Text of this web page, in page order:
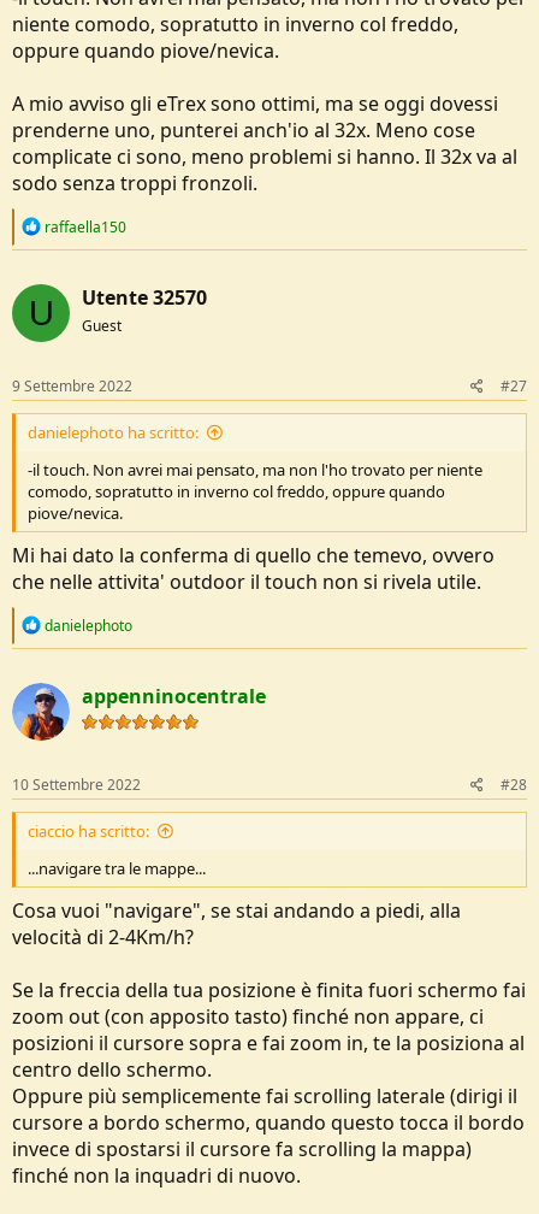
niente comodo, sopratutto in inverno col freddo,
oppure quando piove/nevica.
A mio avviso gli eTrex sono ottimi, ma se oggi dovessi
prenderne uno, punterei anch'io al 32x. Meno cose
complicate ci sono, meno problemi si hanno. Il 32x va al
sodo senza troppi fronzoli.
R
c
i
o
s
:
raffaella150
U Utente 32570
Guest
9 Settembre 2022 #27
danielephoto ha scritto:
-il touch. Non avrei mai pensato, ma non l'ho trovato per niente
comodo, sopratutto in inverno col freddo, oppure quando
piove/nevica.
Mi hai dato la conferma di quello che temevo, ovvero
che nelle attivita' outdoor il touch non si rivela utile.
R
c
t
i
o
s
:
danielephoto
appenninocentrale
10 Settembre 2022 #28
ciaccio ha scritto:
...navigare tra le mappe...
Cosa vuoi "navigare", se stai andando a piedi, alla
velocità di 2-4Km/h?
Se la freccia della tua posizione è finita fuori schermo fai
zoom out (con apposito tasto) finché non appare, ci
posizioni il cursore sopra e fai zoom in, te la posiziona al
centro dello schermo.
Oppure più semplicemente fai scrolling laterale (dirigi il
cursore a bordo schermo, quando questo tocca il bordo
invece di spostarsi il cursore fa scrolling la mappa)
finché non la inquadri di nuovo.